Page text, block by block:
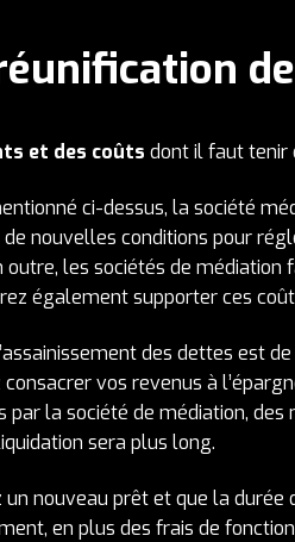
et des coûts dont il faut tenir
ci-dessus, la société
nouvelles conditions pour
les sociétés de médiation
également supporter ces
des dettes est
vos revenus à
par la société de médiation,
sera plus long.
nouveau prêt et que la durée
en plus des frais de